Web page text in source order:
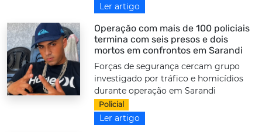
Ler artigo
Operação com mais de 100 policiais
termina com seis presos e dois
mortos em confrontos em Sarandi
Forças de segurança cercam grupo
investigado por tráfico e homicídios
durante operação em Sarandi
Policial
Ler artigo